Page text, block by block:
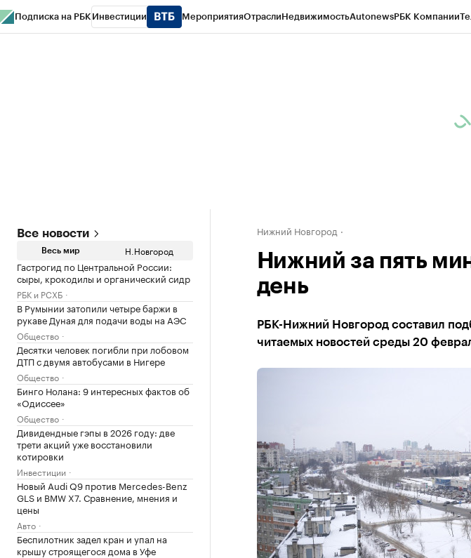
Подписка на РБК Инвестиции МероприятияОтраслиНедвижимостьAutonewsРБК Компании
Все новости
Весь мир Н.Новгород
Гастрогид по Центральной России:
сыры, крокодилы и органический сидр
РБК и РСХБ
В Румынии затопили четыре баржи в
рукаве Дуная для подачи воды на АЭС
Общество
Десятки человек погибли при лобовом
ДТП с двумя автобусами в Нигере
Общество
Бинго Нолана: 9 интересных фактов об
«Одиссее»
Общество
Дивидендные гэпы в 2026 году: две
трети акций уже восстановили
котировки
Инвестиции
Новый Audi Q9 против Mercedes-Benz
GLS и BMW X7. Сравнение, мнения и
цены
Авто
Беспилотник задел кран и упал на
крышу строящегося дома в Уфе
Нижний Новгород
Нижний за пять
день
РБК-Нижний Новгород составил
читаемых новостей среды 20